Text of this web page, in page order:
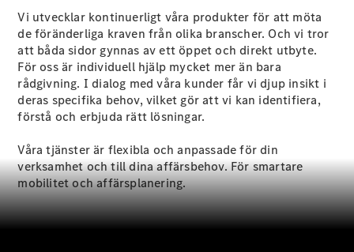
Tourer
Sprinter
Chassi
Sprinter
Chassibil -
dubbelhytt
Sprinter
Konfigurator
Hitta din
återförsäljare
Vito
Vi utvecklar kontinuerligt våra produkter för att möta
de föränderliga kraven från olika branscher. Och vi tror
att båda sidor gynnas av ett öppet och direkt utbyte.
För oss är individuell hjälp mycket mer än bara
rådgivning. I dialog med våra kunder får vi djup insikt i
deras specifika behov, vilket gör att vi kan identifiera,
förstå och erbjuda rätt lösningar.
Våra tjänster är flexibla och anpassade för din
verksamhet och till dina affärsbehov. För smartare
mobilitet och affärsplanering.